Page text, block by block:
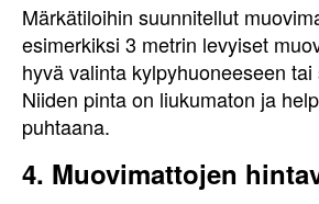
Märkätiloihin suunnitellut
esimerkiksi 3 metrin levyiset
hyvä valinta kylpyhuoneeseen
Niiden pinta on liukumaton ja
puhtaana.
4. Muovimattojen